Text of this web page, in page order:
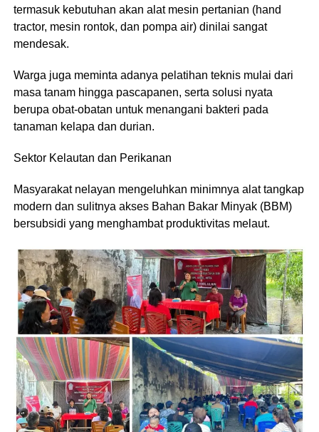
termasuk kebutuhan akan alat mesin pertanian (hand
tractor, mesin rontok, dan pompa air) dinilai sangat
mendesak.
Warga juga meminta adanya pelatihan teknis mulai dari
masa tanam hingga pascapanen, serta solusi nyata
berupa obat-obatan untuk menangani bakteri pada
tanaman kelapa dan durian.
Sektor Kelautan dan Perikanan
Masyarakat nelayan mengeluhkan minimnya alat tangkap
modern dan sulitnya akses Bahan Bakar Minyak (BBM)
bersubsidi yang menghambat produktivitas melaut.